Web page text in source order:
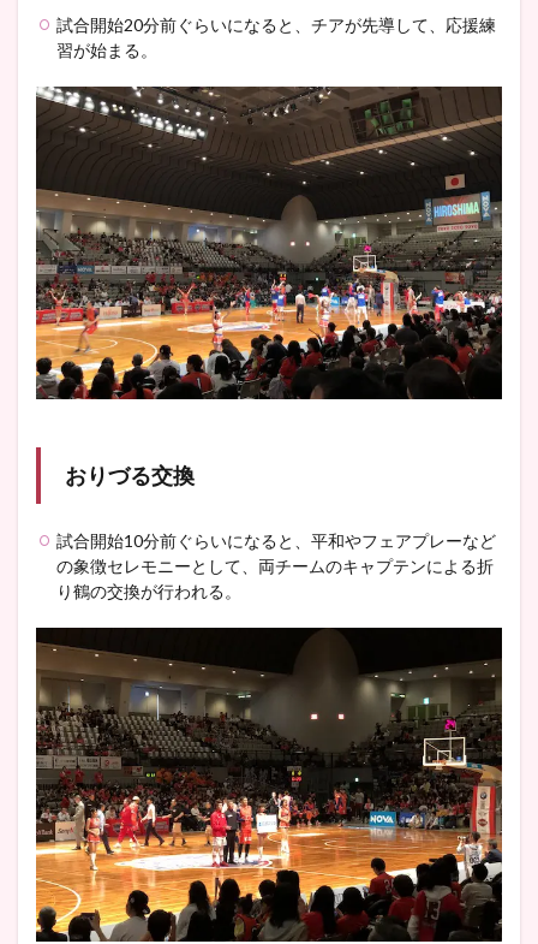
試合開始20分前ぐらいになると、チアが先導して、応援練
習が始まる。
おりづる交換
試合開始10分前ぐらいになると、平和やフェアプレーなど
の象徴セレモニーとして、両チームのキャプテンによる折
り鶴の交換が行われる。